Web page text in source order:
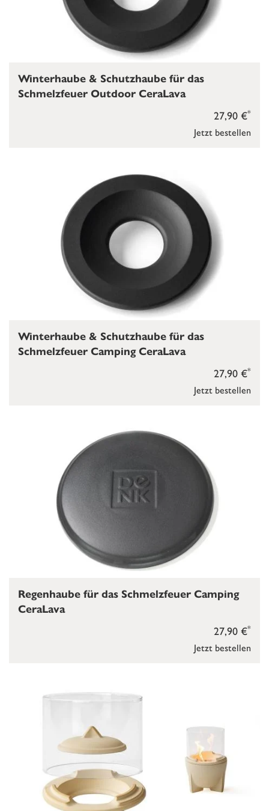
Jetzt bestellen
27,90 €*
Winterhaube & Schutzhaube für das
Schmelzfeuer Outdoor CeraLava
Jetzt bestellen
27,90 €*
Winterhaube & Schutzhaube für das
Schmelzfeuer Camping CeraLava
Jetzt bestellen
27,90 €*
Regenhaube für das Schmelzfeuer Camping
CeraLava